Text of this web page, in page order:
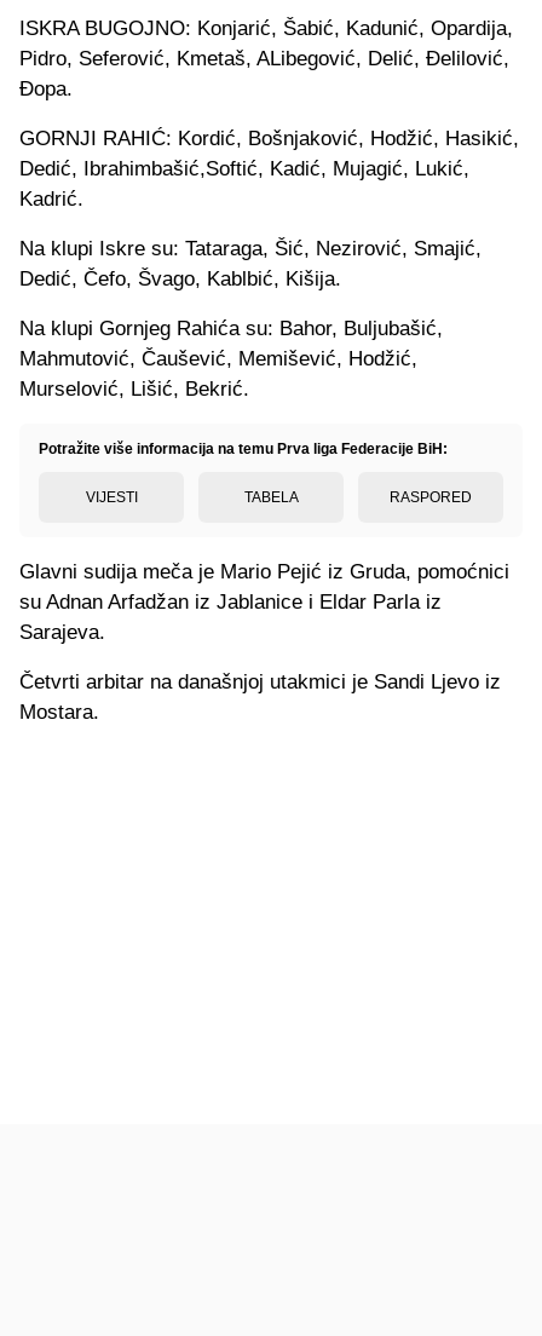
ISKRA BUGOJNO: Konjarić, Šabić, Kadunić, Opardija,
Pidro, Seferović, Kmetaš, ALibegović, Delić, Đelilović,
Đopa.
GORNJI RAHIĆ: Kordić, Bošnjaković, Hodžić, Hasikić,
Dedić, Ibrahimbašić,Softić, Kadić, Mujagić, Lukić,
Kadrić.
Na klupi Iskre su: Tataraga, Šić, Nezirović, Smajić,
Dedić, Čefo, Švago, Kablbić, Kišija.
Na klupi Gornjeg Rahića su: Bahor, Buljubašić,
Mahmutović, Čaušević, Memišević, Hodžić,
Murselović, Lišić, Bekrić.
Potražite više informacija na temu Prva liga Federacije BiH:
VIJESTI TABELA RASPORED
Glavni sudija meča je Mario Pejić iz Gruda, pomoćnici
su Adnan Arfadžan iz Jablanice i Eldar Parla iz
Sarajeva.
Četvrti arbitar na današnjoj utakmici je Sandi Ljevo iz
Mostara.